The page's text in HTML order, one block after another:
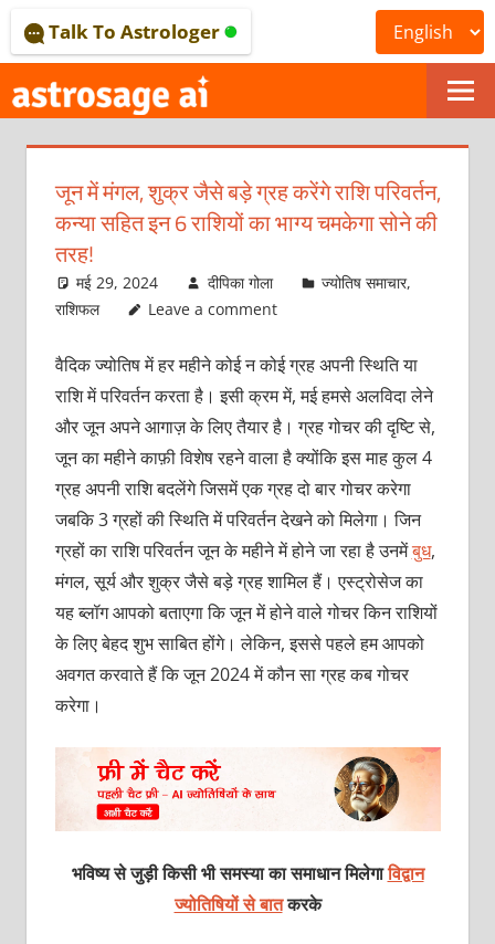
to
content
ONLINE
ASTROLOGICAL
JOURNAL
ASTROSAGE
MAGAZINE
Talk To Astrologer
जून में मंगल, शुक्र जैसे बड़े ग्रह करेंगे राशि परिवर्तन,
कन्या सहित इन 6 राशियों का भाग्य चमकेगा सोने की
तरह!
मई 29, 2024 दीपिका गोला ज्योतिष समाचार,
राशिफल
Leave a comment
वैदिक ज्योतिष में हर महीने कोई न कोई ग्रह अपनी स्थिति या
राशि में परिवर्तन करता है। इसी क्रम में, मई हमसे अलविदा लेने
और जून अपने आगाज़ के लिए तैयार है। ग्रह गोचर की दृष्टि से,
जून का महीने काफ़ी विशेष रहने वाला है क्योंकि इस माह कुल 4
ग्रह अपनी राशि बदलेंगे जिसमें एक ग्रह दो बार गोचर करेगा
जबकि 3 ग्रहों की स्थिति में परिवर्तन देखने को मिलेगा। जिन
ग्रहों का राशि परिवर्तन जून के महीने में होने जा रहा है उनमेंबुध,
मंगल, सूर्य और शुक्र जैसे बड़े ग्रह शामिल हैं। एस्ट्रोसेज का
यह ब्लॉग आपको बताएगा कि जून में होने वाले गोचर किन राशियों
के लिए बेहद शुभ साबित होंगे। लेकिन, इससे पहले हम आपको
अवगत करवाते हैं कि जून 2024 में कौन सा ग्रह कब गोचर
करेगा।
भविष्य से जुड़ी किसी भी समस्या का समाधान मिलेगाविद्वान
ज्योतिषियों से बातकरके